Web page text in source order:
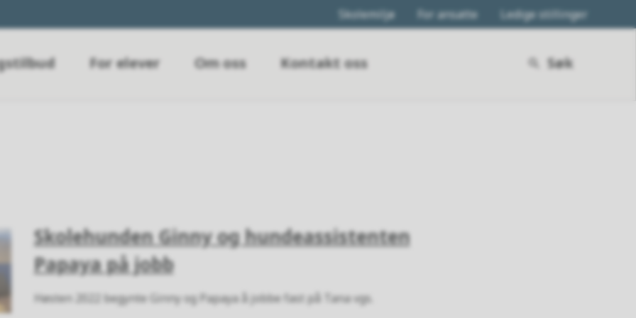
Skolemiljø For ansatte Ledige stillinger
For elever Om oss Kontakt oss Søk
Skolehunden Ginny og hundeassistenten
Papaya på jobb
Høsten 2022 begynte Ginny og Papaya å jobbe fast på Tana vgs.